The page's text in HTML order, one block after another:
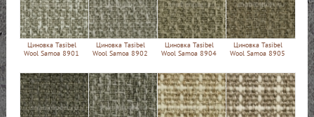
Циновка Tasibel
Wool Samoa 8901
Циновка Tasibel
Wool Samoa 8902
Циновка Tasibel
Wool Samoa 8904
Циновка Tasibel
Wool Samoa 8905